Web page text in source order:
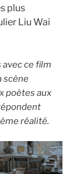
plus
Liu Wai
ce film
scène
poètes aux
réalité.